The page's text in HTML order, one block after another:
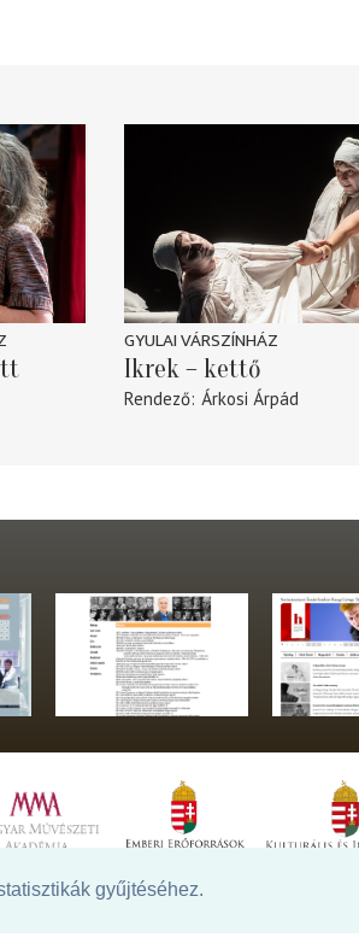
gyűjtéséhez.
GYULAI VÁRSZÍNHÁZ
Ikrek – kettő
Rendező Árkosi Árpád